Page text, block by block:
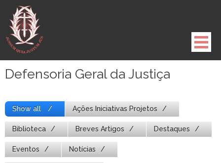
para
conteúdo
Defensoria Geral da Justiça
Show all Ações Iniciativas Projetos
Biblioteca Breves Artigos Destaques
Eventos Notícias